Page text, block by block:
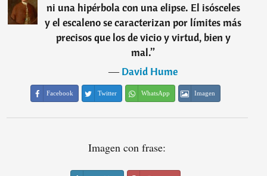
ni una hipérbola con una elipse. El isósceles
y el escaleno se caracterizan por límites más
precisos que los de vicio y virtud, bien y
mal.”
―David Hume
Facebook Twitter WhatsApp Imagen
Imagen con frase: